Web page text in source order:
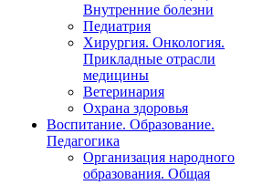
Внутренние болезни
Педиатрия
Хирургия. Онкология.
Прикладные отрасли
медицины
Ветеринария
Охрана здоровья
Воспитание. Образование.
Педагогика
Организация народного
образования. Общая